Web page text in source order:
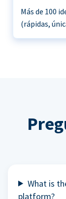
Más de 100
(rápidas,
What is
platform?